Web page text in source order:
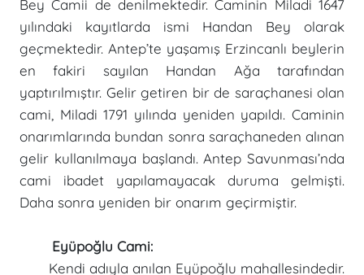
Bey Camii de denilmektedir. Caminin Miladi 1647
yılındaki kayıtlarda ismi Handan Bey olarak
geçmektedir. Antep’te yaşamış Erzincanlı beylerin
en fakiri sayılan Handan Ağa tarafından
yaptırılmıştır. Gelir getiren bir de saraçhanesi olan
cami, Miladi 1791 yılında yeniden yapıldı. Caminin
onarımlarında bundan sonra saraçhaneden alınan
gelir kullanılmaya başlandı. Antep Savunması’nda
cami ibadet yapılamayacak duruma gelmişti.
Daha sonra yeniden bir onarım geçirmiştir.
Eyüpoğlu Cami:
Kendi adıyla anılan Eyüpoğlu mahallesindedir.